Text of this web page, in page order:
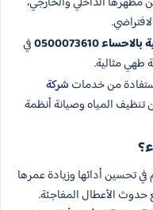
0500073610
في
طهي مثالية.
من خدمات شركة
تنظيف المياه وصيانة أنظمة
في تحسين أدائها وزيادة عمرها
حدوث الأعطال المفاجئة.